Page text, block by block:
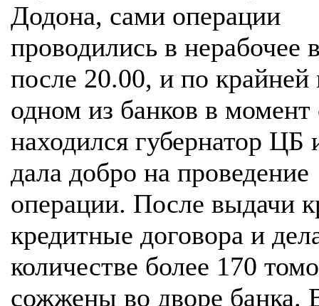
Додона, сами операции
проводились в нерабочее
после 20.00, и по крайней
одном из банков в момент
находился губернатор ЦБ
дала добро на проведение
операции. После выдачи
кредитные договора и
количестве более 170
сожжены во дворе банка.